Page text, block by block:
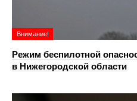
Внимание!
Режим беспилотной
в Нижегородской области